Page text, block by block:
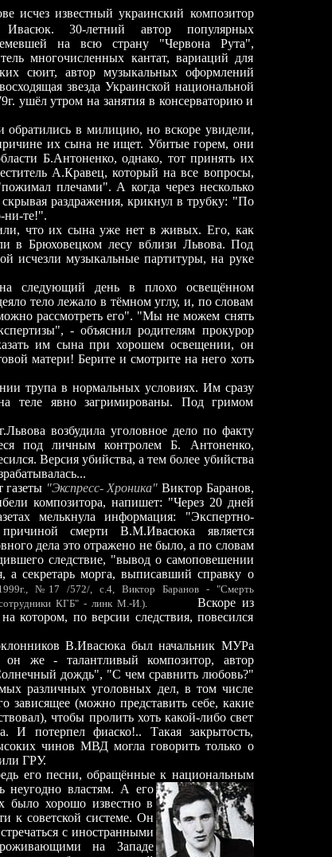
исчез известный украинский композитор
30-летний автор популярных
на всю страну "Червона Рута",
многочисленных кантат, вариаций для
сюит, автор музыкальных оформлений
звезда Украинской национальной
ушёл утром на занятия в консерваторию и
обратились в милицию, но вскоре увидели,
их сына не ищет. Убитые горем, они
Б.Антоненко, однако, тот принять их
А.Кравец, который на все вопросы,
плечами". А когда через несколько
раздражения, крикнул в трубку: "По
ни-те!".
что их сына уже нет в живых. Его, как
в Брюховецком лесу вблизи Львова. Под
исчезли музыкальные партитуры, на руке
следующий день в плохо освещённом
тело лежало в тёмном углу, и, по словам
рассмотреть его". "Мы не можем снять
- объяснил родителям прокурор
им сына при хорошем освещении, он
матери! Берите и смотрите на него хоть
трупа в нормальных условиях. Им сразу
теле явно загримированы. Под гримом
возбудила уголовное дело по факту
под личным контролем Б. Антоненко,
Версия убийства, а тем более убийства
газеты "Экспресс- Хроника" Виктор Баранов,
композитора, напишет: "Через 20 дней
мелькнула информация: "Экспертно-
смерти В.М.Ивасюка является
дела это отражено не было, а по словам
следствие, "вывод о самоповешении
а секретарь морга, выписавший справку о
1999г., №17 /572/, с.4, Виктор Баранов - "Смерть
КГБ" - линк М.-И.).
Вскоре из
котором, по версии следствия, повесился
В.Ивасюка был начальник МУРа
же - талантливый композитор, автор
дождь", "С чем сравнить любовь?"
различных уголовных дел, в том числе
зависящее (можно представить себе, какие
чтобы пролить хоть какой-либо свет
потерпел фиаско!.. Такая закрытость,
чинов МВД могла говорить только о
ГРУ.
его песни, обращённые к национальным
неугодно властям. А его
было хорошо известно в
к советской системе. Он
с иностранными
на Западе